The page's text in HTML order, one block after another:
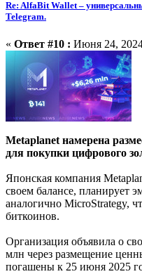
Re: AlfaBit Wallet –
Telegram.
« Ответ #10 : Июня 24,
Metaplanet намерена
для покупки цифрового
Японская компания
своем балансе, планирует
аналогично MicroStrategy,
биткоинов.
Организация объявила о
млн через размещение
погашены к 25 июня 2025